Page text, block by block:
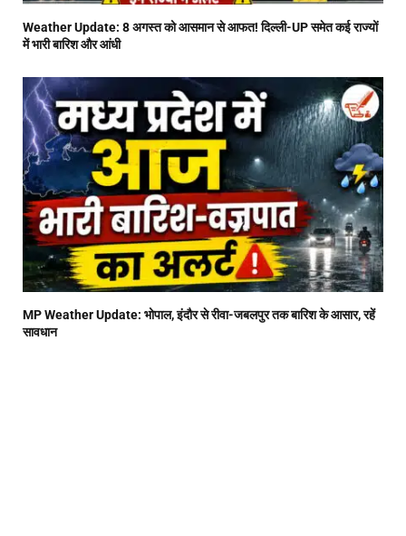
Weather Update: 8 अगस्त को आसमान से आफत! दिल्ली-UP समेत कई राज्यों
में भारी बारिश और आंधी
MP Weather Update: भोपाल, इंदौर से रीवा-जबलपुर तक बारिश के आसार, रहें
सावधान